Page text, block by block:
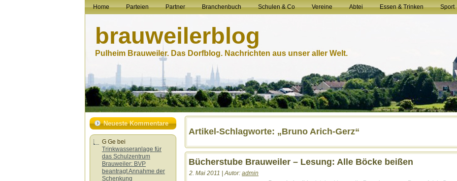
Home Parteien Partner Branchenbuch Schulen & Co Vereine Abtei Essen & Trinken Sport
brauweilerblog
Pulheim Brauweiler. Das Dorfblog. Nachrichten aus unser aller Welt.
Neueste Kommentare
G Ge bei
Trinkwasseranlage für
das Schulzentrum
Brauweiler: BVP
beantragt Annahme der
Schenkung
Artikel-Schlagworte: „Bruno Arich-Gerz“
Bücherstube Brauweiler – Lesung: Alle Böcke beißen
2. Mai 2011 | Autor: admin